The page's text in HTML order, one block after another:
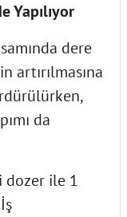
Yapılıyor
dere
artırılmasına
da
dozer ile 1